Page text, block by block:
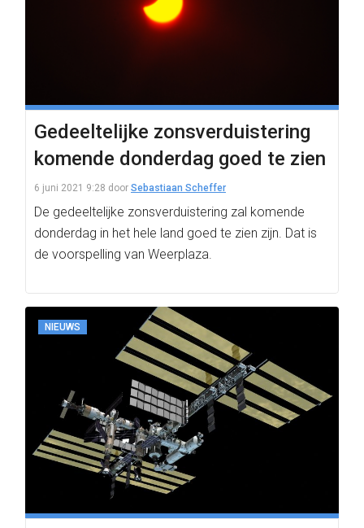
Gedeeltelijke zonsverduistering
komende donderdag goed te zien
6 juni 2021 9:28 door Sebastiaan Scheffer
De gedeeltelijke zonsverduistering zal komende
donderdag in het hele land goed te zien zijn. Dat is
de voorspelling van Weerplaza.
NIEUWS